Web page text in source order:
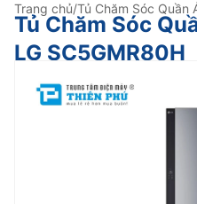
Trang chủ/Tủ Chăm Sóc Quần
Tủ Chăm Sóc
LG SC5GMR80H